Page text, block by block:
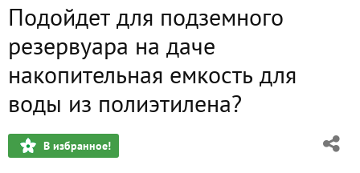
Подойдет для подземного
резервуара на даче
накопительная емкость для
воды из полиэтилена?
В избранное!